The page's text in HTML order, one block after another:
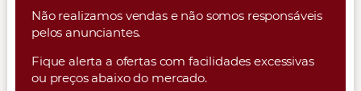
Não realizamos vendas e não somos responsáveis
pelos anunciantes.
Fique alerta a ofertas com facilidades excessivas
ou preços abaixo do mercado.